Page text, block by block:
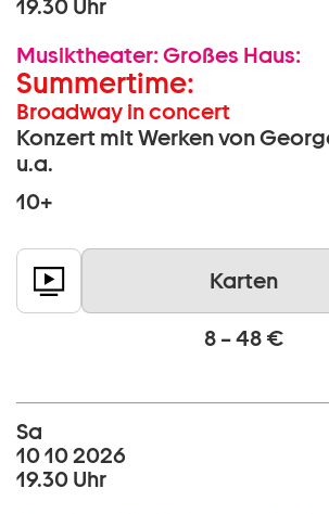
19.30 Uhr
Musiktheater: Großes Haus:
Summertime:
Broadway in concert
Konzert mit Werken von
u.a.
10+
Karten
8 – 48 €
Sa
10 10 2026
19.30 Uhr